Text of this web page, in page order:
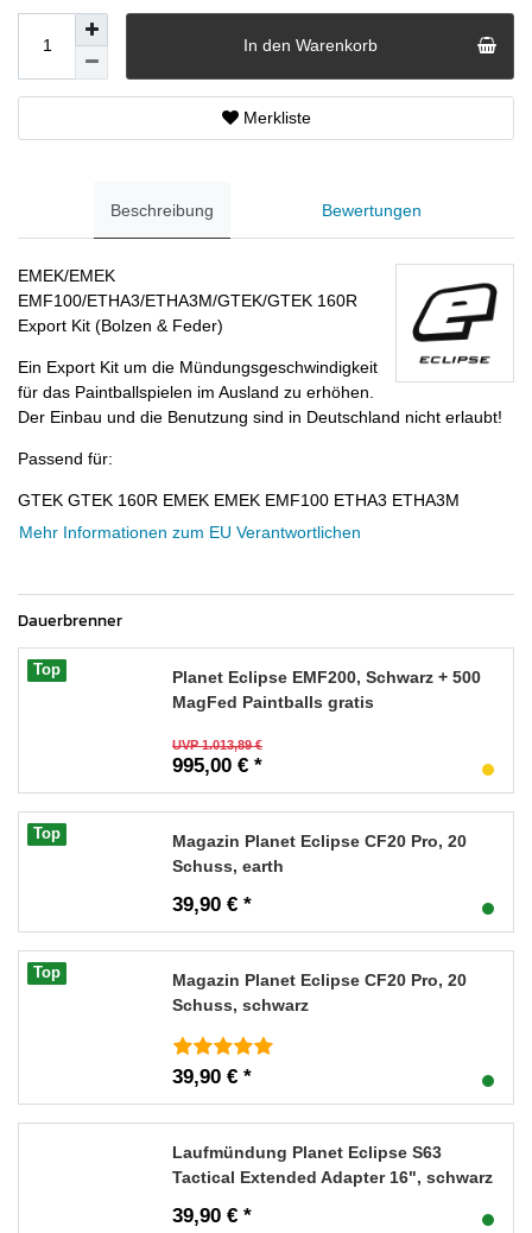
In den Warenkorb
Merkliste
Beschreibung Bewertungen
EMEK/EMEK
EMF100/ETHA3/ETHA3M/GTEK/GTEK 160R
Export Kit (Bolzen & Feder)
Ein Export Kit um die Mündungsgeschwindigkeit
für das Paintballspielen im Ausland zu erhöhen.
Der Einbau und die Benutzung sind in Deutschland nicht erlaubt!
Passend für:
GTEK GTEK 160R EMEK EMEK EMF100 ETHA3 ETHA3M
Mehr Informationen zum EU Verantwortlichen
Dauerbrenner
Top
Planet Eclipse EMF200, Schwarz + 500
MagFed Paintballs gratis
UVP 1.013,89 €
995,00 € *
Top
Magazin Planet Eclipse CF20 Pro, 20
Schuss, earth
39,90 € *
Top
Magazin Planet Eclipse CF20 Pro, 20
Schuss, schwarz
39,90 € *
Laufmündung Planet Eclipse S63
Tactical Extended Adapter 16", schwarz
39,90 € *